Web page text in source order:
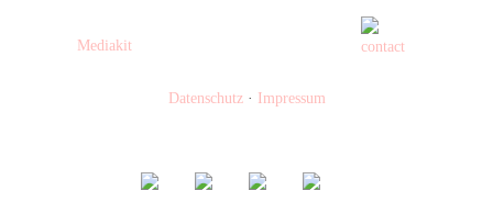
Mediakit
Datenschutz· Impressum